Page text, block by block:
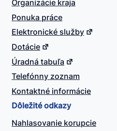
Organizácie kraja
Ponuka práce
Elektronické služby
Dotácie
Úradná tabuľa
Telefónny zoznam
Kontaktné informácie
Dôležité odkazy
Nahlasovanie korupcie